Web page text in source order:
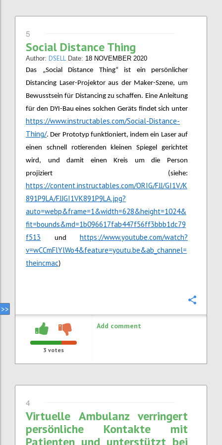
5
Social Distance Thing
Author: DSELL Date: 18 NOVEMBER 2020
Das „Social Distance Thing“ ist ein persönlicher
Distancing Laser-Projektor aus der Maker-Szene, um
Bewusstsein für Distancing zu schaffen. Eine Anleitung
für den DYI-Bau eines solchen Geräts findet sich unter
https://www.instructables.com/Social-Distance-
Thing/. Der Prototyp funktioniert, indem ein Laser auf
einen schnell rotierenden kleinen Spiegel gerichtet
wird, und damit einen Kreis um die Person
projiziert (siehe:
https://content.instructables.com/ORIG/FJJ/GI1V/K
891P9LA/FJJGI1VK891P9LA.jpg?
auto=webp&frame=1&width=628&height=1024&
fit=bounds&md=1b096617fab447f56ff3bbb1dc79
f513 und https://www.youtube.com/watch?
v=wCCmFlYlWo4&feature=youtu.be&ab_channel=
theincmac)
3 votes
Add comment
4
Virtuelle Ambulanz verringert
persönliche Kontakte mit
Patienten und unterstützt bei